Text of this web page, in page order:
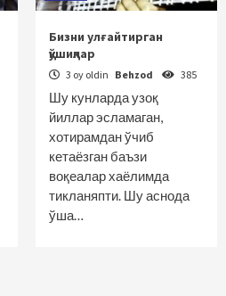
Бизни улғайтирган
қўшиқлар
3 oy oldin Behzod 385
Шу кунларда узоқ
йиллар эсламаган,
хотирамдан ўчиб
кетаёзган баъзи
воқеалар хаёлимда
тикланяпти. Шу аснода
ўша…